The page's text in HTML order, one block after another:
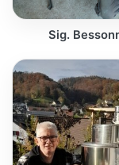
Sig.